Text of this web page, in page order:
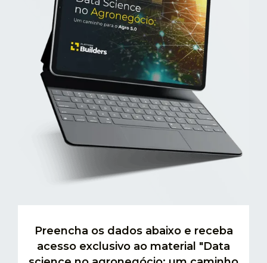
Preencha os dados abaixo e receba
acesso exclusivo ao material "Data